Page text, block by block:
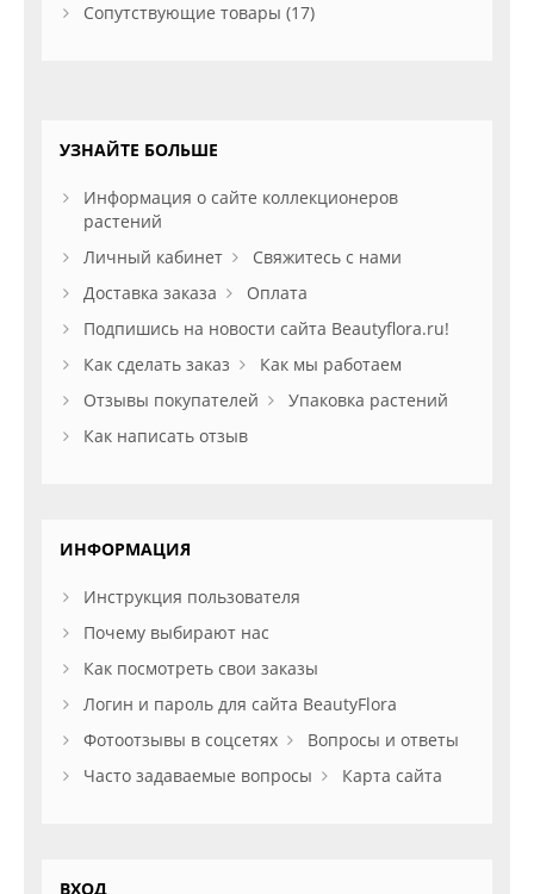
Сопутствующие товары (17)
УЗНАЙТЕ БОЛЬШЕ
Информация о сайте коллекционеров
растений
Личный кабинет
Свяжитесь с нами
Доставка заказа
Оплата
Подпишись на новости сайта Beautyflora.ru!
Как сделать заказ
Как мы работаем
Отзывы покупателей
Упаковка растений
Как написать отзыв
ИНФОРМАЦИЯ
Инструкция пользователя
Почему выбирают нас
Как посмотреть свои заказы
Логин и пароль для сайта BeautyFlora
Фотоотзывы в соцсетях
Вопросы и ответы
Часто задаваемые вопросы
Карта сайта
ВХОД